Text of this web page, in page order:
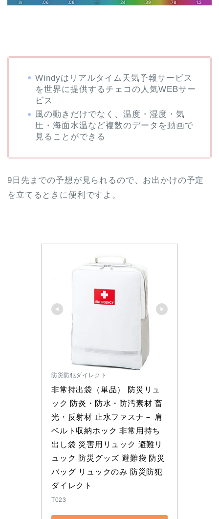
Windyはリアルタイム天気予報サービス
を世界に提供するチェコの人気WEBサー
ビス
風の動きだけでなく、温度・湿度・気
圧・海面水温など複数のデータを動画で
見ることができる
9日先までの予想が見られるので、お出かけの予定
を立てるときに便利ですよ。
防災防犯ダイレクト
非常持出袋（単品） 防災リュ
ック 防炎・防水・防汚素材 畜
光・反射材 止水ファスナ－ 肩
ベルト収納ホック 非常用持ち
出し袋 災害用リュック 避難リ
ュック 防災グッズ 避難袋 防災
バッグ リュックのみ 防災防犯
ダイレクト
T023